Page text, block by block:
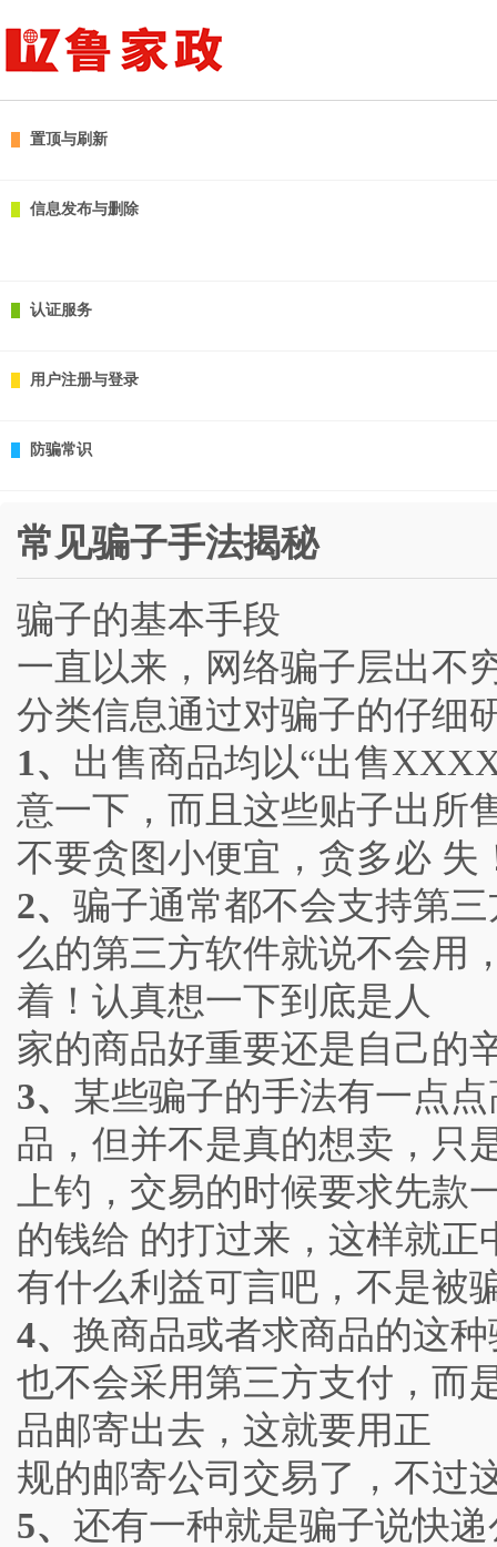
置顶与刷新
信息发布与删除
认证服务
用户注册与登录
防骗常识
常见骗子手法揭秘
骗子的基本手段
一直以来，网络骗子层出不
分类信息通过对骗子的仔细
1、 出售商品均以“出售
意一下，而且这些贴子出所
不要贪图小便宜，贪多必 失
2、 骗子通常都不会支持第
么的第三方软件就说不会用
着！认真想一下到底是人
家的商品好重要还是自己的
3、 某些骗子的手法有一点
品，但并不是真的想卖，只
上钓，交易的时候要求先
的钱给 的打过来，这样就
有什么利益可言吧，不是被
4、 换商品或者求商品的这
也不会采用第三方支付，而
品邮寄出去，这就要用正
规的邮寄公司交易了，不过
5、 还有一种就是骗子说快